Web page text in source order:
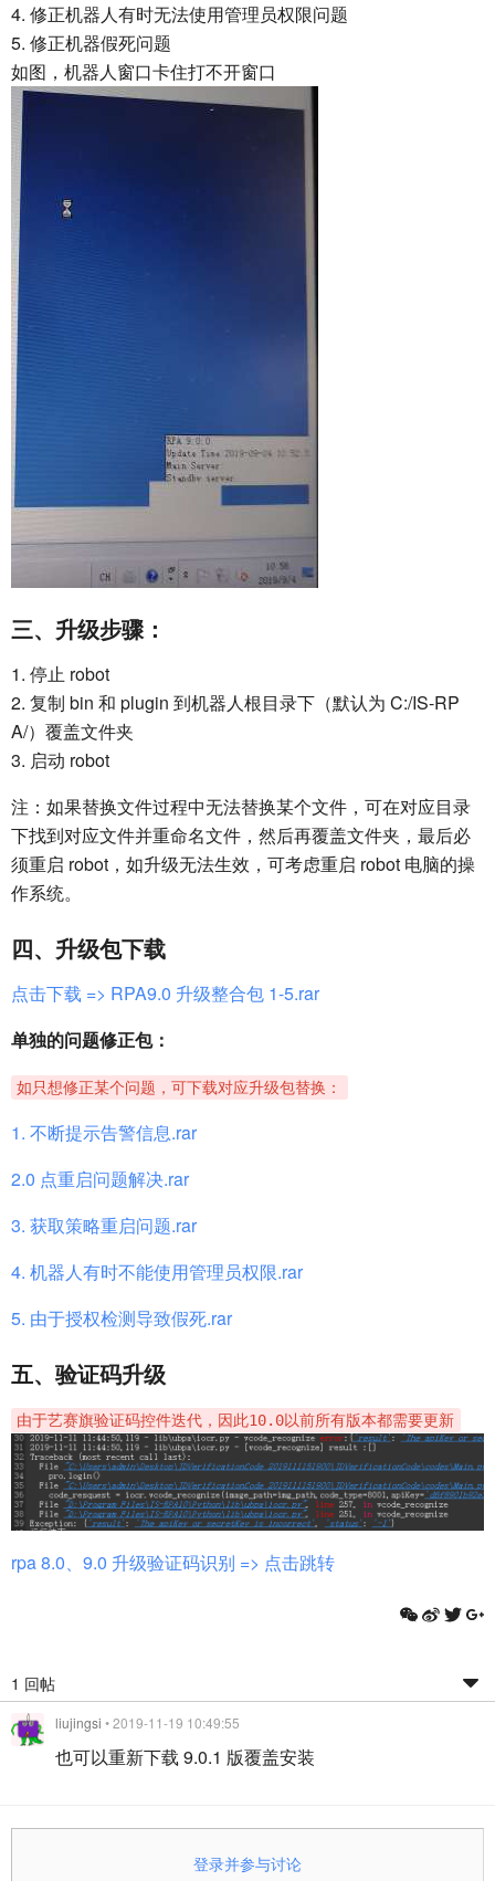
4. 修正机器人有时无法使用管理员权限问题
5. 修正机器假死问题
如图，机器人窗口卡住打不开窗口
三、升级步骤：
1. 停止 robot
2. 复制 bin 和 plugin 到机器人根目录下（默认为 C:/IS-RP
A/）覆盖文件夹
3. 启动 robot
注：如果替换文件过程中无法替换某个文件，可在对应目录
下找到对应文件并重命名文件，然后再覆盖文件夹，最后必
须重启 robot，如升级无法生效，可考虑重启 robot 电脑的操
作系统。
四、升级包下载
点击下载 => RPA9.0 升级整合包 1-5.rar
单独的问题修正包：
如只想修正某个问题，可下载对应升级包替换：
1. 不断提示告警信息.rar
2.0 点重启问题解决.rar
3. 获取策略重启问题.rar
4. 机器人有时不能使用管理员权限.rar
5. 由于授权检测导致假死.rar
五、验证码升级
由于艺赛旗验证码控件迭代，因此10.0以前所有版本都需要更新
rpa 8.0、9.0 升级验证码识别 => 点击跳转
1 回帖
liujingsi • 2019-11-19 10:49:55
也可以重新下载 9.0.1 版覆盖安装
登录并参与讨论